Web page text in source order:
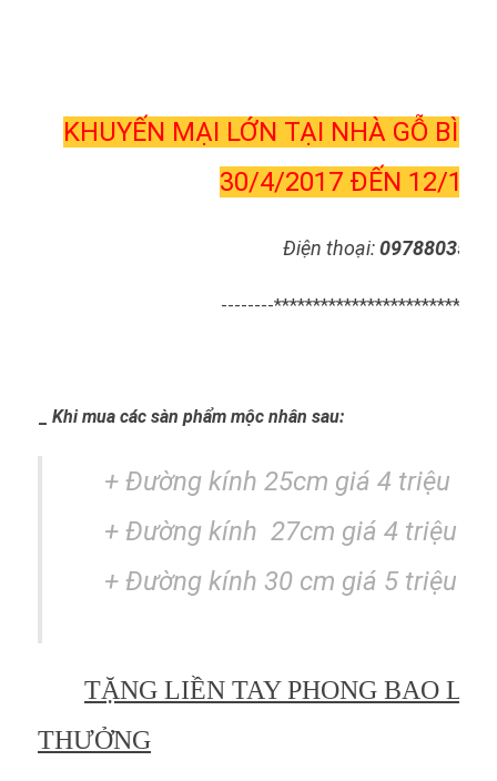
KHUYẾN MẠI LỚN TẠI NHÀ GỖ
30/4/2017 ĐẾN 12/10/
Điện thoại:0978803589
--------
Khi mua các sàn phẩm mộc nhân sau:
+ Đường kính 25cm giá 4 triệu
+ Đường kính 27cm giá 4 triệu
+ Đường kính 30 cm giá 5 triệu
TẶNG LIỀN TAY PHONG BAO LÌ
THƯỞNG